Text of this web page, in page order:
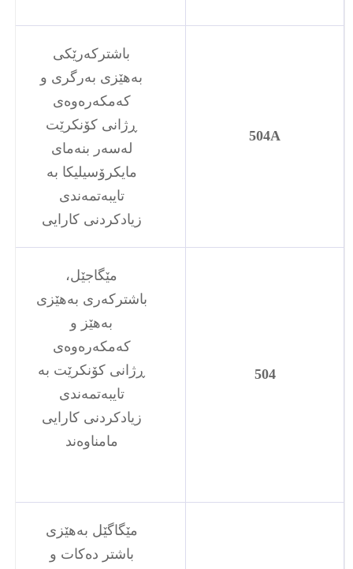
504A
باشترکەرێکی
بەهێزی بەرگری و
کەمکەرەوەی
ڕژانی کۆنکرێت
لەسەر بنەمای
مایکرۆسیلیکا بە
تایبەتمەندی
زیادکردنی کارایی
504
مێگاجێل،
باشترکەری بەهێزی
بەهێز و
کەمکەرەوەی
ڕژانی کۆنکرێت بە
تایبەتمەندی
زیادکردنی کارایی
مامناوەند
مێگاگێل بەهێزی
باشتر دەکات و